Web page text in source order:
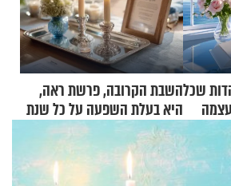
שכלהשבת הקרובה, פרשת ראה,
היא בעלת השפעה על כל שנת
תשפ"ז